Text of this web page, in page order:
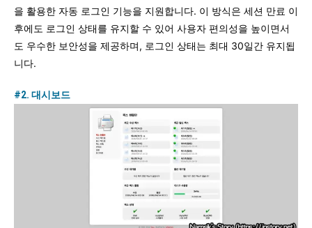
을 활용한 자동 로그인 기능을 지원합니다. 이 방식은 세션 만료 이
후에도 로그인 상태를 유지할 수 있어 사용자 편의성을 높이면서
도 우수한 보안성을 제공하며, 로그인 상태는 최대 30일간 유지됩
니다.
#2. 대시보드